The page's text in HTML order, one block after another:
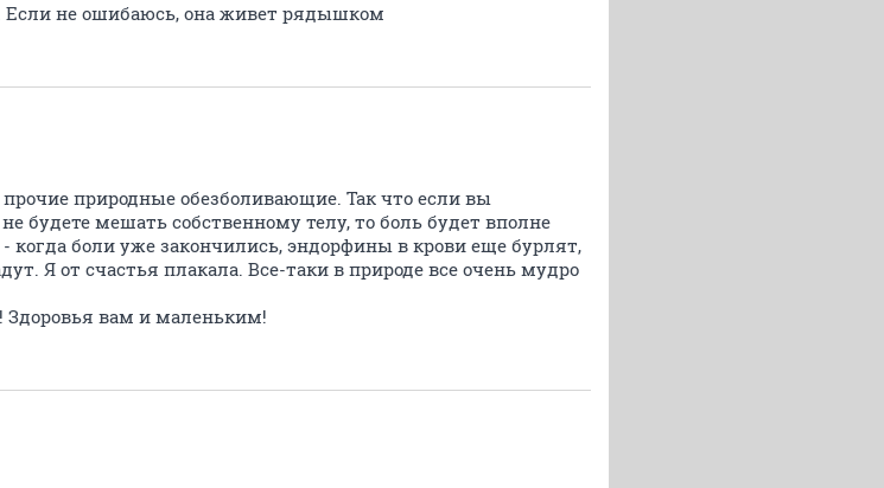
не ошибаюсь, она живет рядышком
природные обезболивающие. Так что если вы
будете мешать собственному телу, то боль будет вполне
боли уже закончились, эндорфины в крови еще бурлят,
Я от счастья плакала. Все-таки в природе все очень мудро
вам и маленьким!